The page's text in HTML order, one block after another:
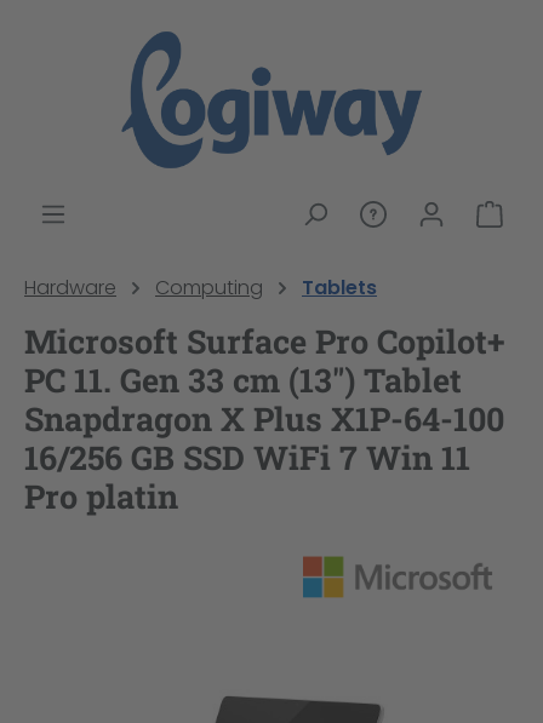
Hardware Computing Tablets
Microsoft Surface Pro Copilot+
PC 11. Gen 33 cm (13") Tablet
Snapdragon X Plus X1P-64-100
16/256 GB SSD WiFi 7 Win 11
Pro platin